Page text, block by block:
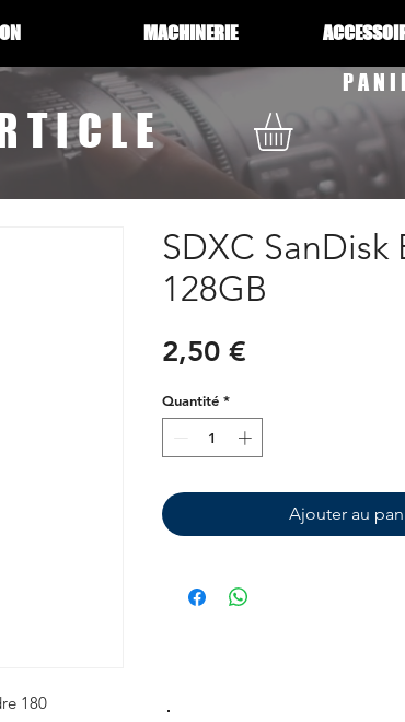
MACHINERIE
180
SDXC SanDisk
128GB
2,50 €
Quantité *
Ajouter au